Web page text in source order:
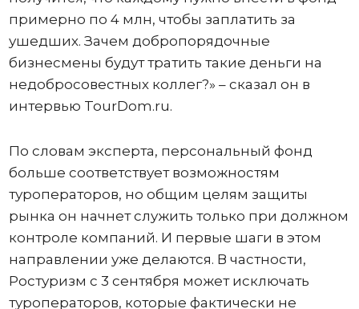
примерно по 4 млн, чтобы заплатить за
ушедших. Зачем добропорядочные
бизнесмены будут тратить такие деньги на
недобросовестных коллег?» – сказал он в
интервью TourDom.ru.
По словам эксперта, персональный фонд
больше соответствует возможностям
туроператоров, но общим целям защиты
рынка он начнет служить только при должном
контроле компаний. И первые шаги в этом
направлении уже делаются. В частности,
Ростуризм с 3 сентября может исключать
туроператоров, которые фактически не